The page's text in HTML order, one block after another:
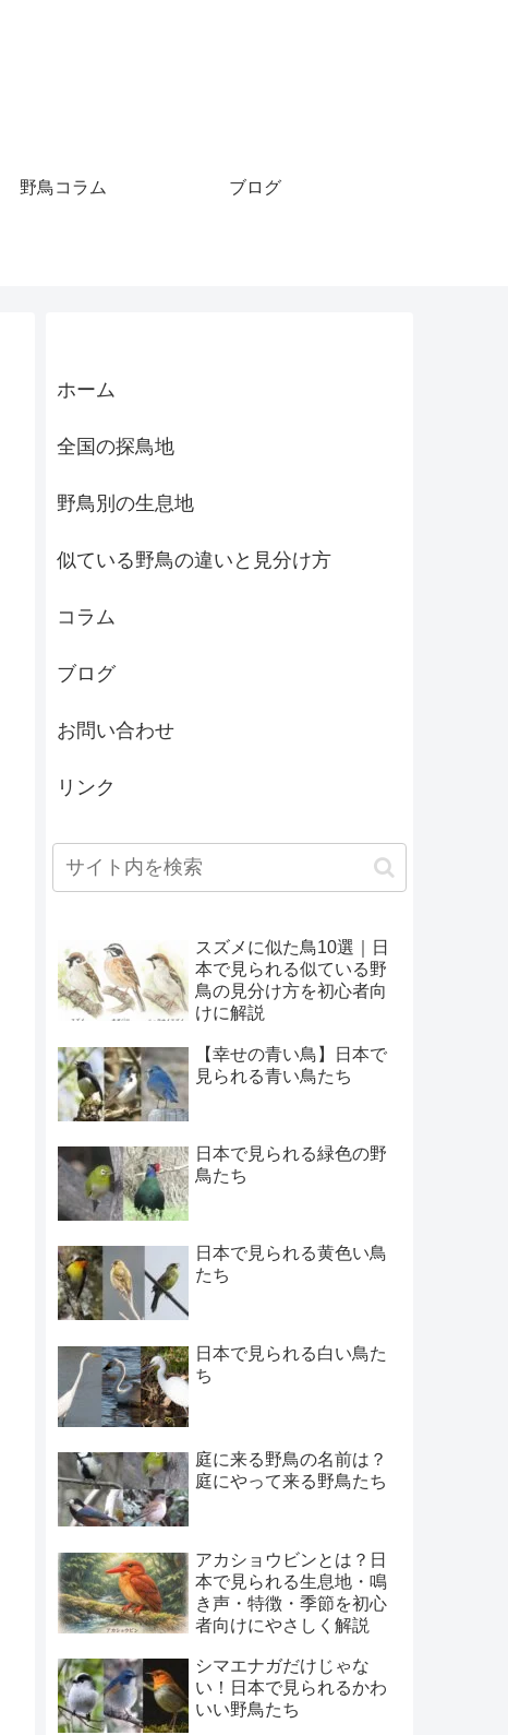
野鳥コラム ブログ
ホーム
全国の探鳥地
野鳥別の生息地
似ている野鳥の違いと見分け方
コラム
ブログ
お問い合わせ
リンク
スズメに似た鳥10選｜日
本で見られる似ている野
鳥の見分け方を初心者向
けに解説
【幸せの青い鳥】日本で
見られる青い鳥たち
日本で見られる緑色の野
鳥たち
日本で見られる黄色い鳥
たち
日本で見られる白い鳥た
ち
庭に来る野鳥の名前は？
庭にやって来る野鳥たち
アカショウビンとは？日
本で見られる生息地・鳴
き声・特徴・季節を初心
者向けにやさしく解説
シマエナガだけじゃな
い！日本で見られるかわ
いい野鳥たち